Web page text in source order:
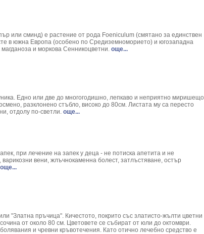
Campestre
L.
Vulgare
Officinalis L.
Officinale
vernalis L.
officinale
обичниче
Officinale L.
или сминд) е растение от рода Foeniculum (смятано за единствен
в южна Европа (особено по Средиземноморието) и югозападна
и моркова Сенникоцветни. още...
Едно или две до многогодишно, лепкаво и неприятно миришещо
разклонено стъбло, високо до 80см. Листата му са пересто
отдолу по-светли. още...
при лечение на запек у деца - не потиска апетита и не
вени, жлъчнокаменна болест, затлъстяване, остър
още...
"Златна пръчица". Кичестото, покрито със златисто-жълти цветни
от около 80 см. Цветовете се събират от юли до октомври.
и чревни кръвотечения. Като отично лечебно средство е